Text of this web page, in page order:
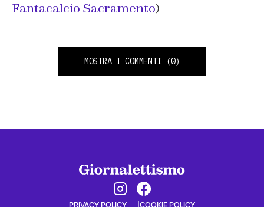
Fantacalcio Sacramento)
MOSTRA I COMMENTI (0)
PRIVACY POLICY COOKIE POLICY